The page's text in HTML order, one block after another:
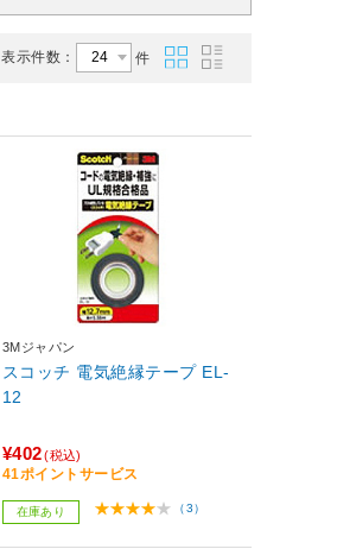
表示件数： 件
3Mジャパン
スコッチ 電気絶縁テープ EL-
12
¥402 (税込)
41ポイントサービス
在庫あり （3）